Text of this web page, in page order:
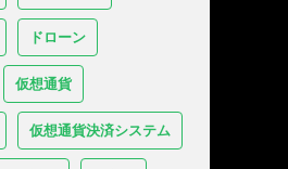
ドローン
仮想通貨
仮想通貨決済システム